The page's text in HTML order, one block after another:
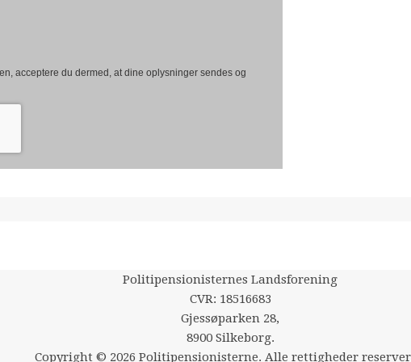
acceptere du dermed, at dine oplysninger sendes og
Politipensionisternes Landsforening
CVR: 18516683
Gjessøparken 28,
8900 Silkeborg.
Copyright © 2026 Politipensionisterne. Alle rettigheder